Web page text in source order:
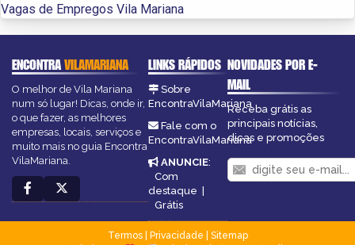
Vagas de Empregos Vila Mariana
ENCONTRAVILAMARIANA
O melhor de Vila Mariana
num só lugar! Dicas, onde ir,
o que fazer, as melhores
empresas, locais, serviços e
muito mais no guia Encontra
VilaMariana.
LINKS RÁPIDOS
Sobre
EncontraVilaMariana
Fale com o
EncontraVilaMariana
ANUNCIE:
Com
destaque |
Grátis
NOVIDADES POR E-
MAIL
Receba grátis as
principais notícias,
dicas e promoções
Termos| Privacidade
Sitemap